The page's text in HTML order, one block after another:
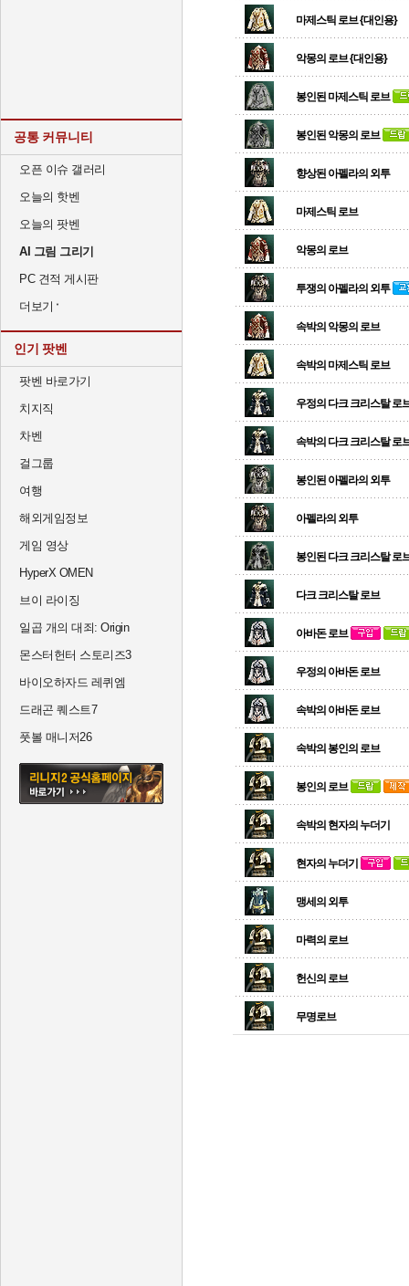
공통 커뮤니티
오픈 이슈 갤러리
오늘의 핫벤
오늘의 팟벤
AI 그림 그리기
PC 견적 게시판
더보기
인기 팟벤
팟벤 바로가기
치지직
차벤
걸그룹
여행
해외게임정보
게임 영상
HyperX OMEN
브이 라이징
일곱 개의 대죄: Origin
몬스터헌터 스토리즈3
바이오하자드 레퀴엠
드래곤 퀘스트7
풋볼 매니저26
마제스틱 로브 {대인용}
악몽의 로브 {대인용}
봉인된 마제스틱 로브
봉인된 악몽의 로브
향상된 아펠라의 외투
마제스틱 로브
악몽의 로브
투쟁의 아펠라의 외투
속박의 악몽의 로브
속박의 마제스틱 로브
우정의 다크 크리스탈 로
속박의 다크 크리스탈 로
봉인된 아펠라의 외투
아펠라의 외투
봉인된 다크 크리스탈 로
다크 크리스탈 로브
아바돈 로브
우정의 아바돈 로브
속박의 아바돈 로브
속박의 봉인의 로브
봉인의 로브
속박의 현자의 누더기
현자의 누더기
맹세의 외투
마력의 로브
헌신의 로브
무명로브